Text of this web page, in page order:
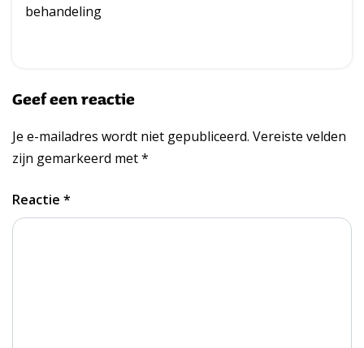
behandeling
Geef een reactie
Je e-mailadres wordt niet gepubliceerd. Vereiste velden
zijn gemarkeerd met*
Reactie *